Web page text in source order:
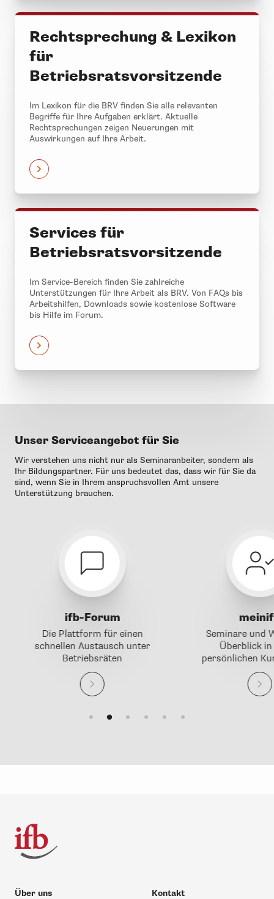
Rechtsprechung & Lexikon
für
Betriebsratsvorsitzende
Im Lexikon für die BRV finden Sie alle relevanten
Begriffe für Ihre Aufgaben erklärt. Aktuelle
Rechtsprechungen zeigen Neuerungen mit
Auswirkungen auf Ihre Arbeit.
Services für
Betriebsratsvorsitzende
Im Service-Bereich finden Sie zahlreiche
Unterstützungen für Ihre Arbeit als BRV. Von FAQs bis
Arbeitshilfen, Downloads sowie kostenlose Software
bis Hilfe im Forum.
Unser Serviceangebot für Sie
Wir verstehen uns nicht nur als Seminaranbeiter, sondern als
Ihr Bildungspartner. Für uns bedeutet das, dass wir für Sie da
sind, wenn Sie in Ihrem anspruchsvollen Amt unsere
Unterstützung brauchen.
ifb-Forum
Die Plattform für einen
schnellen Austausch unter
Betriebsräten
Seminare und
Überblick in
persönlichen
Über uns Kontakt